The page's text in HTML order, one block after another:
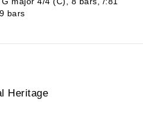
bars
Heritage